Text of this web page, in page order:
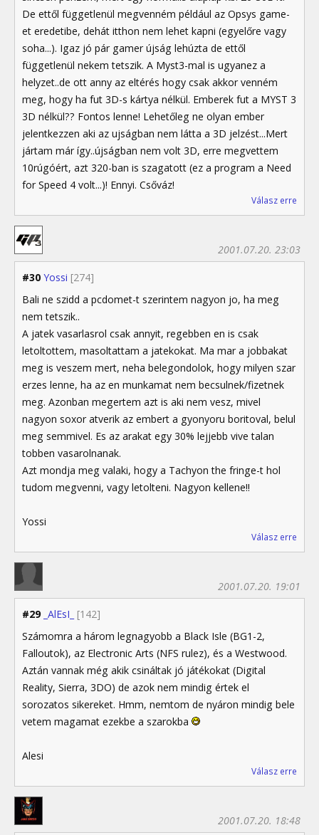
De ettől függetlenül megvenném például az Opsys game-
et eredetibe, dehát itthon nem lehet kapni (egyelőre vagy
soha...). Igaz jó pár gamer újság lehúzta de ettől
függetlenül nekem tetszik. A Myst3-mal is ugyanez a
helyzet..de ott anny az eltérés hogy csak akkor venném
meg, hogy ha fut 3D-s kártya nélkül. Emberek fut a MYST 3
3D nélkül?? Fontos lenne! Lehetőleg ne olyan ember
jelentkezzen aki az ujságban nem látta a 3D jelzést...Mert
jártam már így..újságban nem volt 3D, erre megvettem
10rúgóért, azt 320-ban is szagatott (ez a program a Need
for Speed 4 volt...)! Ennyi. Csőváz!
Válasz erre
#30 Yossi [274]
2001.07.20. 23:03
Bali ne szidd a pcdomet-t szerintem nagyon jo, ha meg
nem tetszik..
A jatek vasarlasrol csak annyit, regebben en is csak
letoltottem, masoltattam a jatekokat. Ma mar a jobbakat
meg is veszem mert, neha belegondolok, hogy milyen szar
erzes lenne, ha az en munkamat nem becsulnek/fizetnek
meg. Azonban megertem azt is aki nem vesz, mivel
nagyon soxor atverik az embert a gyonyoru boritoval, belul
meg semmivel. Es az arakat egy 30% lejjebb vive talan
tobben vasarolnanak.
Azt mondja meg valaki, hogy a Tachyon the fringe-t hol
tudom megvenni, vagy letolteni. Nagyon kellene!!
Yossi
Válasz erre
#29 _AlEsI_ [142]
2001.07.20. 19:01
Számomra a három legnagyobb a Black Isle (BG1-2,
Falloutok), az Electronic Arts (NFS rulez), és a Westwood.
Aztán vannak még akik csináltak jó játékokat (Digital
Reality, Sierra, 3DO) de azok nem mindig értek el
sorozatos sikereket. Hmm, nemtom de nyáron mindig bele
vetem magamat ezekbe a szarokba
Alesi
Válasz erre
2001.07.20. 18:48